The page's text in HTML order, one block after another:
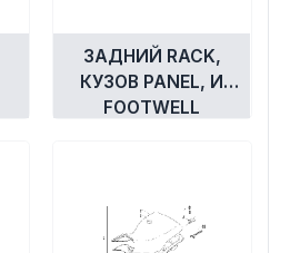
ЗАДНИЙ RACK,
КУЗОВ PANEL, И
FOOTWELL